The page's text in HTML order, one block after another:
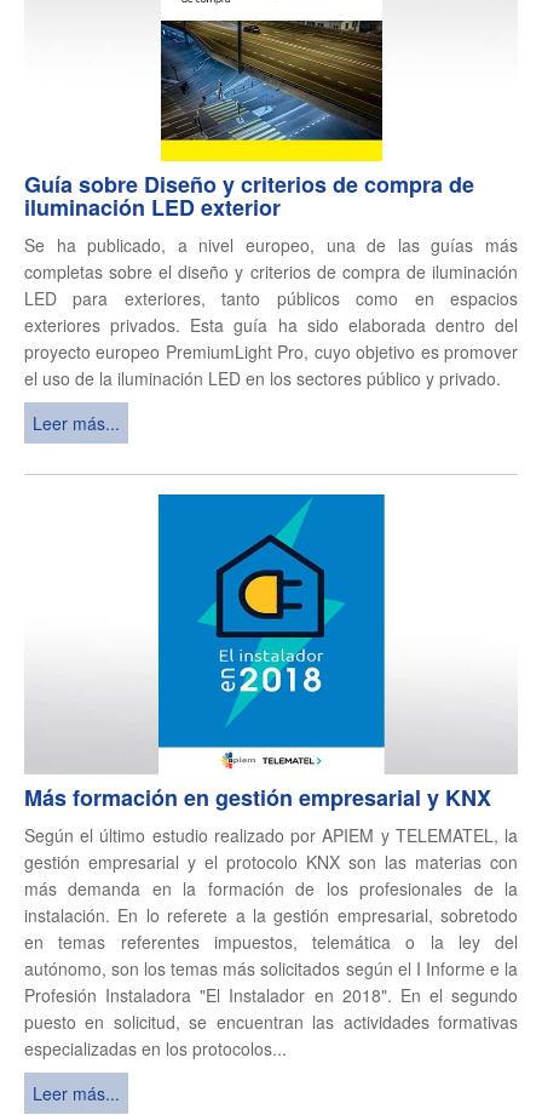
Guía sobre Diseño y criterios de compra de
iluminación LED exterior
Se ha publicado, a nivel europeo, una de las guías más
completas sobre el diseño y criterios de compra de iluminación
LED para exteriores, tanto públicos como en espacios
exteriores privados. Esta guía ha sido elaborada dentro del
proyecto europeo PremiumLight Pro, cuyo objetivo es promover
el uso de la iluminación LED en los sectores público y privado.
Leer más...
Más formación en gestión empresarial y KNX
Según el último estudio realizado por APIEM y TELEMATEL, la
gestión empresarial y el protocolo KNX son las materias con
más demanda en la formación de los profesionales de la
instalación. En lo referete a la gestión empresarial, sobretodo
en temas referentes impuestos, telemática o la ley del
autónomo, son los temas más solicitados según el I Informe e la
Profesión Instaladora "El Instalador en 2018". En el segundo
puesto en solicitud, se encuentran las actividades formativas
especializadas en los protocolos...
Leer más...